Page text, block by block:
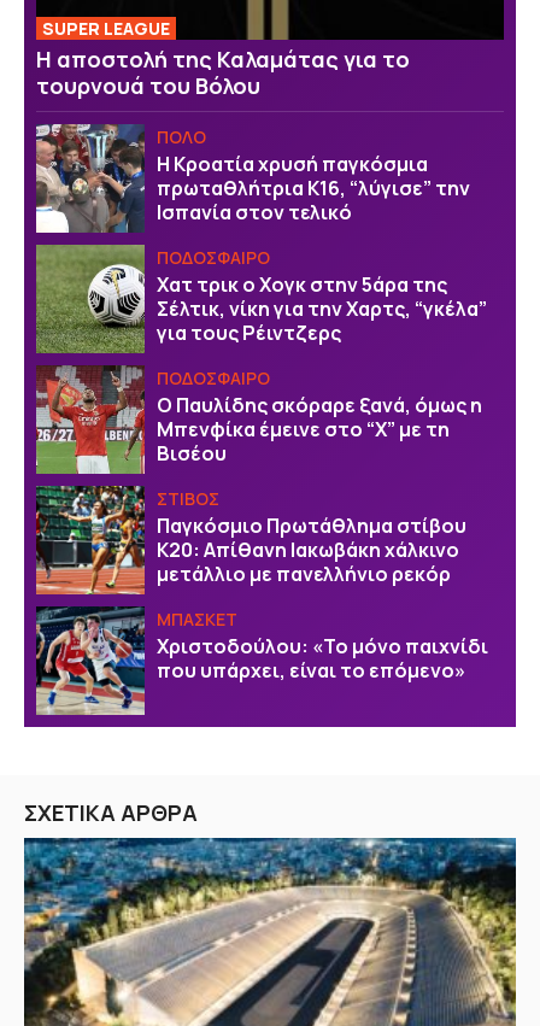
SUPER LEAGUE
Η αποστολή της Καλαμάτας για το
τουρνουά του Βόλου
ΠΟΛΟ
Η Κροατία χρυσή παγκόσμια
πρωταθλήτρια Κ16, “λύγισε” την
Ισπανία στον τελικό
ΠΟΔΟΣΦΑΙΡΟ
Χατ τρικ ο Χογκ στην 5άρα της
Σέλτικ, νίκη για την Χαρτς, “γκέλα”
για τους Ρέιντζερς
ΠΟΔΟΣΦΑΙΡΟ
Ο Παυλίδης σκόραρε ξανά, όμως η
Μπενφίκα έμεινε στο “Χ” με τη
Βισέου
ΣΤΙΒΟΣ
Παγκόσμιο Πρωτάθλημα στίβου
Κ20: Απίθανη Ιακωβάκη χάλκινο
μετάλλιο με πανελλήνιο ρεκόρ
ΜΠΑΣΚΕΤ
Χριστοδούλου: «Το μόνο παιχνίδι
που υπάρχει, είναι το επόμενο»
ΣΧΕΤΙΚΑ ΑΡΘΡΑ